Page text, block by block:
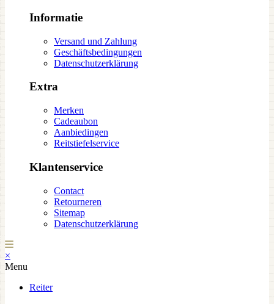
Informatie
Versand und Zahlung
Geschäftsbedingungen
Datenschutzerklärung
Extra
Merken
Cadeaubon
Aanbiedingen
Reitstiefelservice
Klantenservice
Contact
Retourneren
Sitemap
Datenschutzerklärung
×
Menu
Reiter